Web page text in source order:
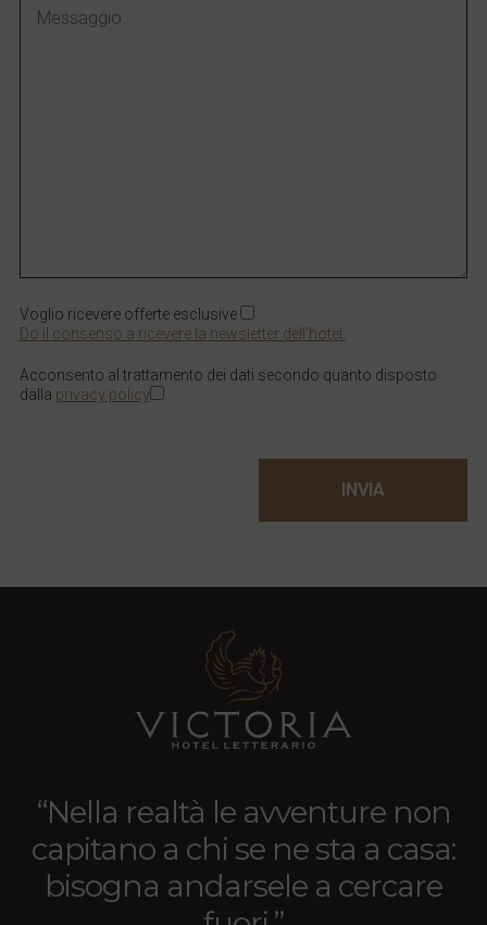
Voglio ricevere offerte esclusive
Do il consenso a ricevere la newsletter dell'hotel.
Acconsento al trattamento dei dati secondo quanto disposto
dalla privacy policy
“Nella realtà le avventure non
capitano a chi se ne sta a casa:
bisogna andarsele a cercare